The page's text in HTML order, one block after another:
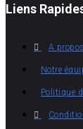
Liens
A propos
Notre
Politique